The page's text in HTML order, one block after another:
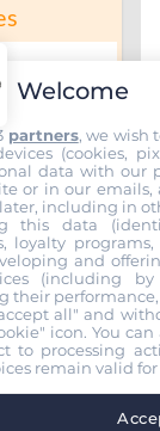
55.00 €
55.00 €
55.00 €
60.00 €
60.00 €
Welcome
partners, we wish
(cookies,
data with our
or in our emails,
including in
this data
loyalty
and
(including
their
all" and
icon. You
to processing
remain valid